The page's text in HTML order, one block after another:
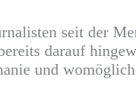
seit der
darauf
und